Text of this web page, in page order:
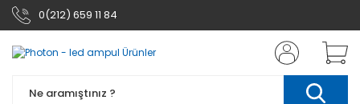
0(212) 659 11 84